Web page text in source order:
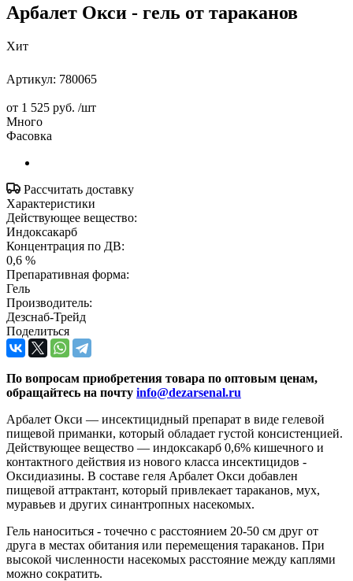
Арбалет Окси - гель от тараканов
Хит
Артикул: 780065
от 1 525 руб. /шт
Много
Фасовка
Рассчитать доставку
Характеристики
Действующее вещество:
Индоксакарб
Концентрация по ДВ:
0,6 %
Препаративная форма:
Гель
Производитель:
Дезснаб-Трейд
Поделиться
По вопросам приобретения товара по оптовым ценам,
обращайтесь на почту info@dezarsenal.ru
Арбалет Окси — инсектицидный препарат в виде гелевой
пищевой приманки, который обладает густой консистенцией.
Действующее вещество — индоксакарб 0,6% кишечного и
контактного действия из нового класса инсектицидов -
Оксидиазины. В составе геля Арбалет Окси добавлен
пищевой аттрактант, который привлекает тараканов, мух,
муравьев и других синантропных насекомых.
Гель наноситься - точечно с расстоянием 20-50 см друг от
друга в местах обитания или перемещения тараканов. При
высокой численности насекомых расстояние между каплями
можно сократить.